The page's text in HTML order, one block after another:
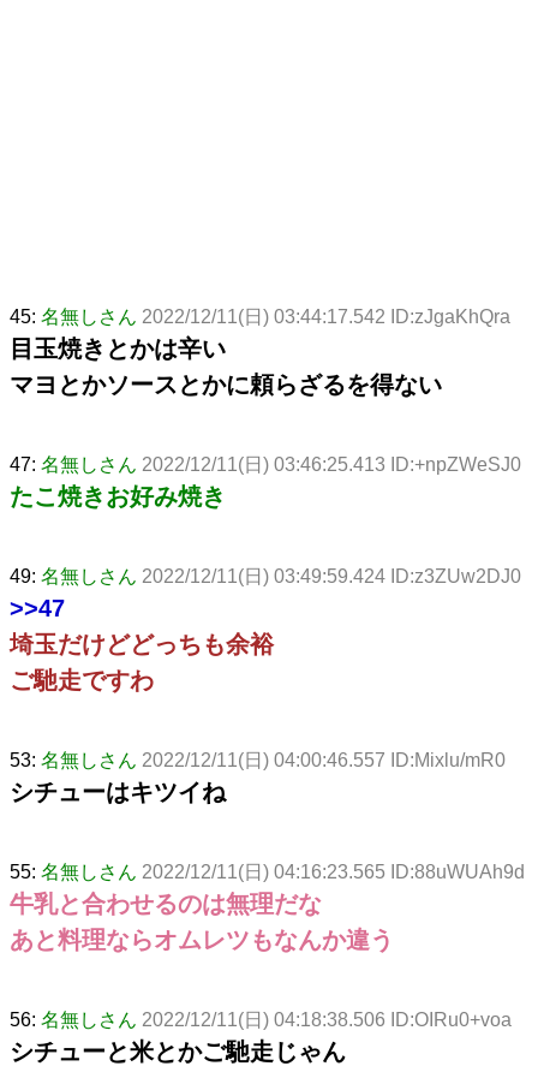
45: 名無しさん 2022/12/11(日) 03:44:17.542 ID:zJgaKhQra
目玉焼きとかは辛い
マヨとかソースとかに頼らざるを得ない
47: 名無しさん 2022/12/11(日) 03:46:25.413 ID:+npZWeSJ0
たこ焼きお好み焼き
49: 名無しさん 2022/12/11(日) 03:49:59.424 ID:z3ZUw2DJ0
>>47
埼玉だけどどっちも余裕
ご馳走ですわ
53: 名無しさん 2022/12/11(日) 04:00:46.557 ID:Mixlu/mR0
シチューはキツイね
55: 名無しさん 2022/12/11(日) 04:16:23.565 ID:88uWUAh9d
牛乳と合わせるのは無理だな
あと料理ならオムレツもなんか違う
56: 名無しさん 2022/12/11(日) 04:18:38.506 ID:OIRu0+voa
シチューと米とかご馳走じゃん